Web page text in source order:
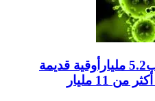
سنيم تتبرع لصندوق كورونا ب5.2 مليارأوقية قديمة
مليار